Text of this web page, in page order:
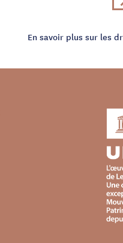
En savoir plus sur les